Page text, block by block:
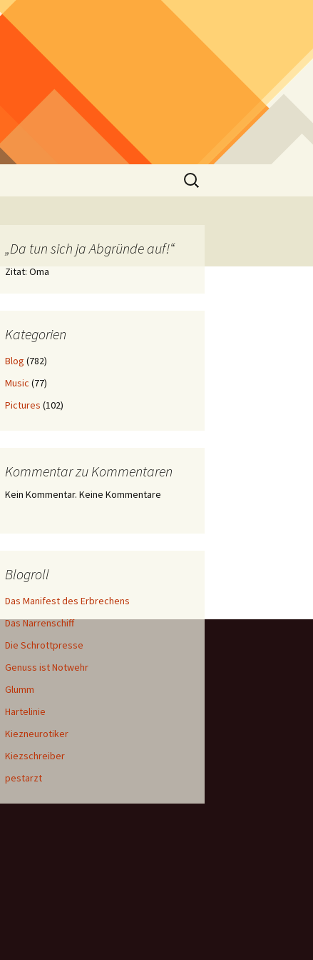
Suchen
nach:
„Da tun sich ja Abgründe auf!“
Zitat: Oma
Kategorien
Blog (782)
Music (77)
Pictures (102)
Kommentar zu Kommentaren
Kein Kommentar. Keine Kommentare
Blogroll
Das Manifest des Erbrechens
Das Narrenschiff
Die Schrottpresse
Genuss ist Notwehr
Glumm
Hartelinie
Kiezneurotiker
Kiezschreiber
pestarzt